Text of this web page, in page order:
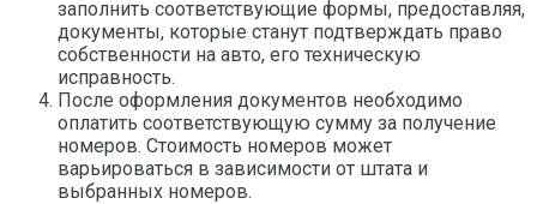
заполнить соответствующие формы, предоставляя,
документы, которые станут подтверждать право
собственности на авто, его техническую
исправность.
После оформления документов необходимо
оплатить соответствующую сумму за получение
номеров. Стоимость номеров может
варьироваться в зависимости от штата и
выбранных номеров.